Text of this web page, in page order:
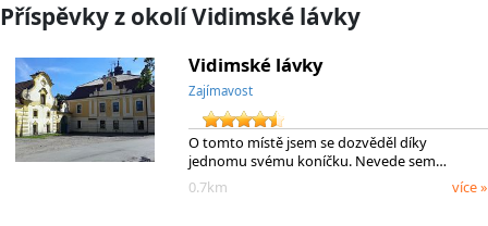
Příspěvky z okolí Vidimské lávky
Vidimské lávky
Zajímavost
O tomto místě jsem se dozvěděl díky
jednomu svému koníčku. Nevede sem…
0.7km
více »